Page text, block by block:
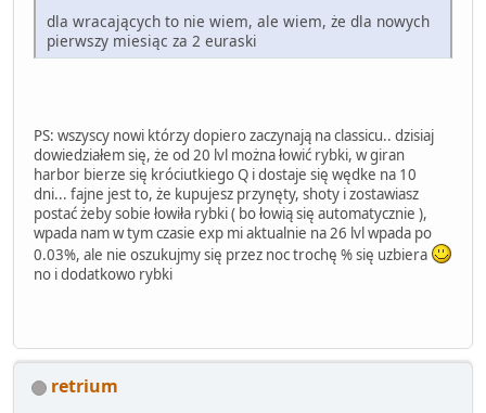
dla wracających to nie wiem, ale wiem, że dla nowych
pierwszy miesiąc za 2 euraski
PS: wszyscy nowi którzy dopiero zaczynają na classicu.. dzisiaj
dowiedziałem się, że od 20 lvl można łowić rybki, w giran
harbor bierze się króciutkiego Q i dostaje się wędke na 10
dni... fajne jest to, że kupujesz przynęty, shoty i zostawiasz
postać żeby sobie łowiła rybki ( bo łowią się automatycznie ),
wpada nam w tym czasie exp mi aktualnie na 26 lvl wpada po
0.03%, ale nie oszukujmy się przez noc trochę % się uzbiera
no i dodatkowo rybki
retrium